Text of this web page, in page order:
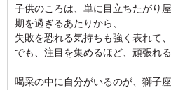
子供のころは、単に目立ちたがり
期を過ぎるあたりから、
失敗を恐れる気持ちも強く表れて
でも、注目を集めるほど、頑張れる
喝采の中に自分がいるのが、獅子